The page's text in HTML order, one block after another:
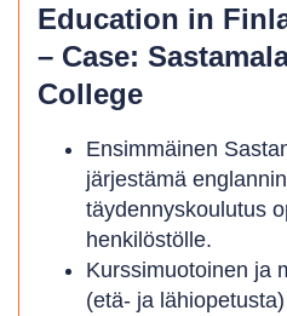
Education in
– Case:
College
Ensimmäinen
järjestämä
täydennyskoulutus
henkilöstölle.
Kurssimuotoinen ja
(etä- ja lähiopetusta)